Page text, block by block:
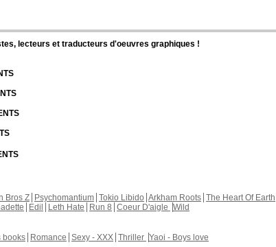
lecteurs et traducteurs d'oeuvres graphiques !
Bros Z Psychomantium Tokio Libido Arkham Roots The Heart Of Earth
Edil Leth Hate Run 8 Coeur D'aigle Wild
books Romance Sexy - XXX Thriller Yaoi - Boys love